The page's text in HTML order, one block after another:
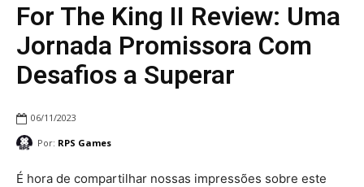
For The King II Review: Uma
Jornada Promissora Com
Desafios a Superar
06/11/2023
Por: RPS Games
É hora de compartilhar nossas impressões sobre este